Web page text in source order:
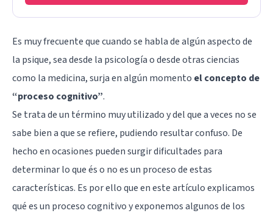
Es muy frecuente que cuando se habla de algún aspecto de
la psique, sea desde la psicología o desde otras ciencias
como la medicina, surja en algún momento el concepto de
“proceso cognitivo”.
Se trata de un término muy utilizado y del que a veces no se
sabe bien a que se refiere, pudiendo resultar confuso. De
hecho en ocasiones pueden surgir dificultades para
determinar lo que és o no es un proceso de estas
características. Es por ello que en este artículo explicamos
qué es un proceso cognitivo y exponemos algunos de los